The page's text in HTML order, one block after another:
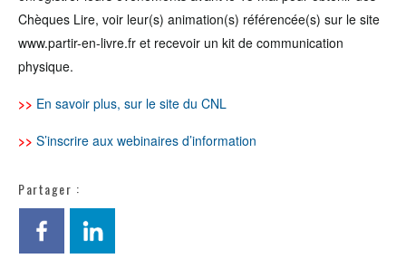
Chèques Lire, voir leur(s) animation(s) référencée(s) sur le site
www.partir-en-livre.fr et recevoir un kit de communication
physique.
>> En savoir plus, sur le site du CNL
>> S’inscrire aux webinaires d’information
Partager :